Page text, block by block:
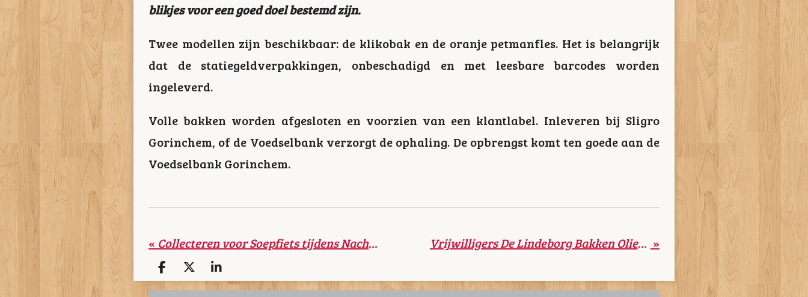
blikjes voor een goed doel bestemd zijn.
Twee modellen zijn beschikbaar: de klikobak en de oranje petmanfles. Het is belangrijk
dat de statiegeldverpakkingen, onbeschadigd en met leesbare barcodes worden
ingeleverd.
Volle bakken worden afgesloten en voorzien van een klantlabel. Inleveren bij Sligro
Gorinchem, of de Voedselbank verzorgt de ophaling. De opbrengst komt ten goede aan de
Voedselbank Gorinchem.
« Collecteren voor Soepfiets tijdens Nachtdiensten Protestantse Gemeenten Vrijwilligers De Lindeborg Bakken Oliebollen met Hart en Ziel »
D
e
D
e
S
h